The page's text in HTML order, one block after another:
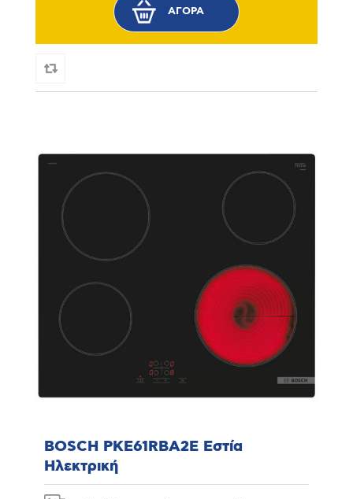
BOSCH PKE61RBA2E Εστία
Ηλεκτρική